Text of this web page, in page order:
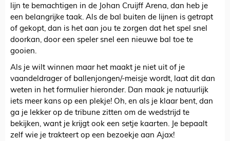
lijn te bemachtigen in de Johan Cruijff Arena, dan heb je
een belangrijke taak. Als de bal buiten de lijnen is getrapt
of gekopt, dan is het aan jou te zorgen dat het spel snel
doorkan, door een speler snel een nieuwe bal toe te
gooien.
Als je wilt winnen maar het maakt je niet uit of je
vaandeldrager of ballenjongen/-meisje wordt, laat dit dan
weten in het formulier hieronder. Dan maak je natuurlijk
iets meer kans op een plekje! Oh, en als je klaar bent, dan
ga je lekker op de tribune zitten om de wedstrijd te
bekijken, want je krijgt ook een setje kaarten. Je bepaalt
zelf wie je trakteert op een bezoekje aan Ajax!